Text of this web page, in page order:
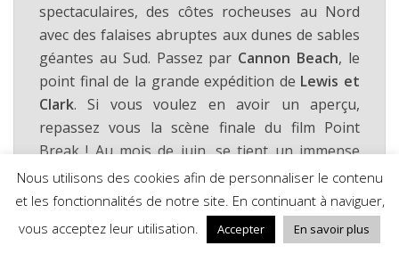
spectaculaires, des côtes rocheuses au Nord
avec des falaises abruptes aux dunes de sables
géantes au Sud. Passez par Cannon Beach, le
point final de la grande expédition de Lewis et
Clark. Si vous voulez en avoir un aperçu,
repassez vous la scène finale du film Point
Break ! Au mois de juin, se tient un immense
concours de château de sable. Sur la côte, il y a
plein de choses à faire :visite de phares
(Yaquina Head, Heceta Head),croisière
d’observation des baleines ou des lions de
Nous utilisons des cookies afin de personnaliser le contenu
et les fonctionnalités de notre site. En continuant à naviguer,
vous acceptez leur utilisation.
Accepter En savoir plus